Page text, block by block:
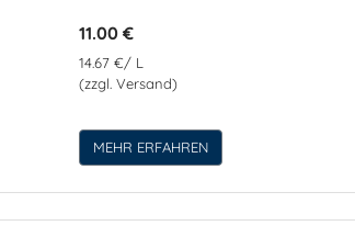
11.00 €
14.67 €/ L
(zzgl. Versand)
MEHR ERFAHREN